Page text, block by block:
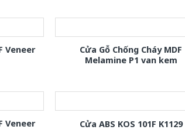
Veneer
Cửa Gỗ Chống Cháy MDF
Melamine P1 van kem
Veneer
Cửa ABS KOS 101F K1129